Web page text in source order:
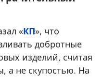
«КП», что
добротные
изделий, считая
а не скупостью. На